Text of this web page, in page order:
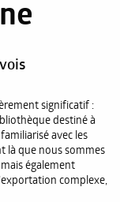
significatif :
destiné à
avec les
là que nous sommes
également
complexe,